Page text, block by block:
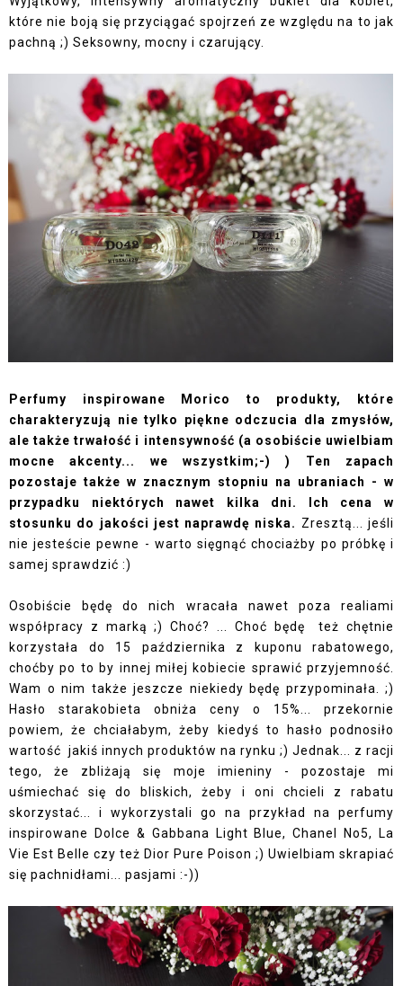
które nie boją się przyciągać spojrzeń ze względu na to jak
pachną ;) Seksowny, mocny i czarujący.
Perfumy inspirowane Morico to produkty, które
charakteryzują nie tylko piękne odczucia dla zmysłów,
ale także trwałość i intensywność (a osobiście uwielbiam
mocne akcenty... we wszystkim;-) ) Ten zapach
pozostaje także w znacznym stopniu na ubraniach - w
przypadku niektórych nawet kilka dni. Ich cena w
stosunku do jakości jest naprawdę niska. Zresztą... jeśli
nie jesteście pewne - warto sięgnąć chociażby po próbkę i
samej sprawdzić :)
Osobiście będę do nich wracała nawet poza realiami
współpracy z marką ;) Choć? ... Choć będę też chętnie
korzystała do 15 października z kuponu rabatowego,
choćby po to by innej miłej kobiecie sprawić przyjemność.
Wam o nim także jeszcze niekiedy będę przypominała. ;)
Hasło starakobieta obniża ceny o 15%... przekornie
powiem, że chciałabym, żeby kiedyś to hasło podnosiło
wartość jakiś innych produktów na rynku ;) Jednak... z racji
tego, że zbliżają się moje imieniny - pozostaje mi
uśmiechać się do bliskich, żeby i oni chcieli z rabatu
skorzystać... i wykorzystali go na przykład na perfumy
inspirowane Dolce & Gabbana Light Blue, Chanel No5, La
Vie Est Belle czy też Dior Pure Poison ;) Uwielbiam skrapiać
się pachnidłami... pasjami :-))